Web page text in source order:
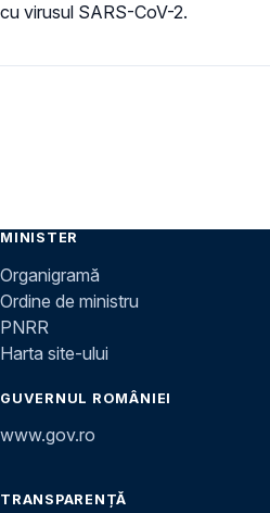
cu virusul SARS-CoV-2.
MINISTER
Organigramă
Ordine de ministru
PNRR
Harta site-ului
GUVERNUL ROMÂNIEI
www.gov.ro
TRANSPARENȚĂ